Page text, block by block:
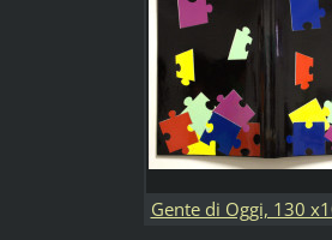
Gente di Oggi, 130